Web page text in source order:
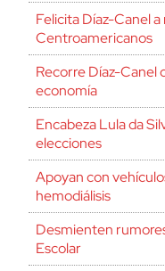
Felicita Díaz-Canel
Centroamericanos
Recorre Díaz-Canel
economía
Encabeza Lula da
elecciones
Apoyan con
hemodiálisis
Desmienten
Escolar